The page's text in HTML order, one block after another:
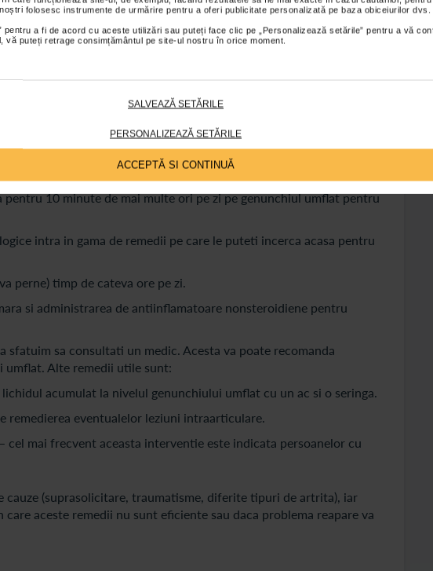
folosesc instrumente de urmărire pentru a oferi publicitate personalizată pe baza obiceiurilor dvs.
pentru a fi de acord cu aceste utilizări sau puteți face clic pe „Personalizează setările” pentru a vă
vă puteți retrage consimțământul pe site-ul nostru în orice moment.
SALVEAZĂ SETĂRILE
PERSONALIZEAZĂ SETĂRILE
ACCEPTĂ SI CONTINUĂ
este cea mai solicitata articulatie a corpului, asa ca, in cazul
pivotare, riscul de aparitie a genunchiului umflat creste.
ca tratamentul variaza in functie de severitatea leziunii si,
de:
genunchiul umflat pentru a favoriza vindecarea.
pentru 10 minute de mai multe ori pe zi pe genunchiul umflat pentru
intra in gama de remedii pe care le puteti incerca acasa pentru
perne) timp de cateva ore pe zi.
si administrarea de antiinflamatoare nonsteroidiene pentru
sfatuim sa consultati un medic. Acesta va poate recomanda
Alte remedii utile sunt:
acumulat la nivelul genunchiului umflat cu un ac si o seringa.
remedierea eventualelor leziuni intraarticulare.
mai frecvent aceasta interventie este indicata persoanelor cu
cauze (suprasolicitare, traumatisme, diferite tipuri de artrita), iar
aceste remedii nu sunt eficiente sau daca problema reapare va